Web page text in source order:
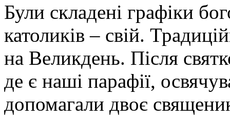
Були складені графіки
католиків – свій.
на Великдень. Після
де є наші парафії,
допомагали двоє